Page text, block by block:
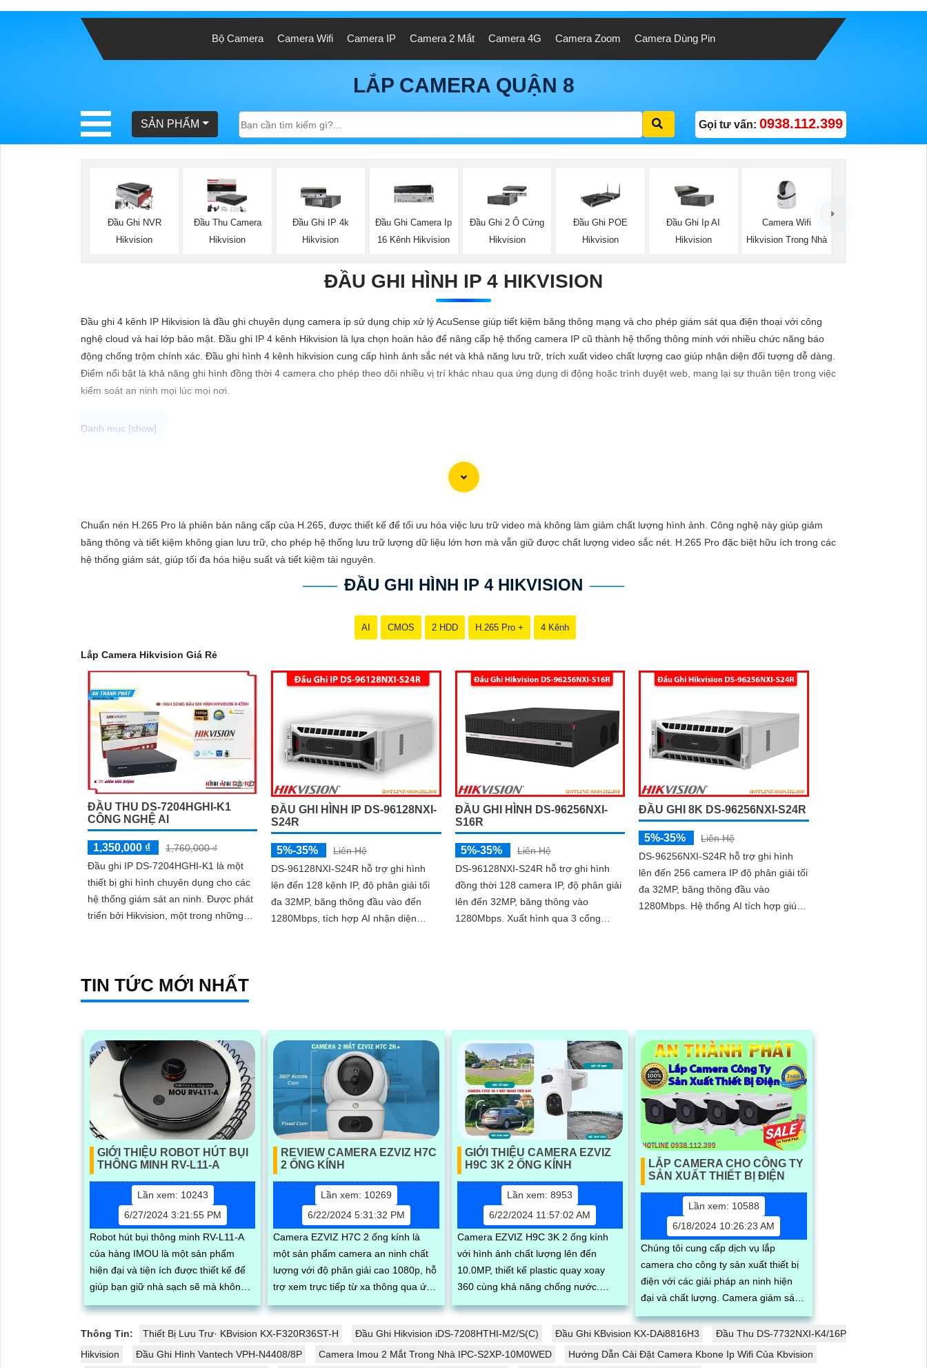
Bộ Camera Camera Wifi Camera IP Camera 2 Mắt Camera 4G Camera Zoom Camera Dùng Pin
LẮP CAMERA QUẬN 8
SẢN PHẨM Gọi tư vấn: 0938.112.399
Đầu Ghi NVR
Hikvision
Đầu Thu Camera
Hikvision
Đầu Ghi IP 4k
Hikvision
Đầu Ghi Camera Ip
16 Kênh Hikvision
Đầu Ghi 2 Ổ Cứng
Hikvision
Đầu Ghi POE
Hikvision
Đầu Ghi Ip AI
Hikvision
Camera Wifi
Hikvision Trong Nhà
ĐẦU GHI HÌNH IP 4 HIKVISION
Đầu ghi 4 kênh IP Hikvision là đầu ghi chuyên dụng camera ip sử dụng chip xử lý AcuSense giúp tiết kiệm băng thông mạng và cho phép giám sát qua điện thoại với công
nghệ cloud và hai lớp bảo mật. Đầu ghi IP 4 kênh Hikvision là lựa chọn hoàn hảo để nâng cấp hệ thống camera IP cũ thành hệ thống thông minh với nhiều chức năng báo
động chống trộm chính xác. Đầu ghi hình 4 kênh hikvision cung cấp hình ảnh sắc nét và khả năng lưu trữ, trích xuất video chất lượng cao giúp nhận diện đối tượng dễ dàng.
Điểm nổi bật là khả năng ghi hình đồng thời 4 camera cho phép theo dõi nhiều vị trí khác nhau qua ứng dụng di động hoặc trình duyệt web, mang lại sự thuận tiện trong việc
kiểm soát an ninh mọi lúc mọi nơi.
Chắc chắn! Dưới đây là cách bạn có thể viết một bài viết giới thiệu sản phẩm về việc lắp Camera Hikvision giá rẻ với hình ảnh chất lượng sắc nét:
trong lĩnh vực an ninh và giám sát. Với chất lượng hình ảnh sắc nét và giá cả phải chăng, Camera Hikvision là sự lựa chọn lý tưởng cho việc bảo vệ tài sản và an ninh cho mọi
- Chất lượng hình ảnh: Camera Hikvision mang đến hình ảnh chất lượng cao, sắc nét và rõ ràng. Bạn sẽ không bỏ lỡ bất kỳ chi tiết nào trong quá trình giám sát. - Giá cả phải
- Dễ sử dụng: Camera Hikvision được thiết kế đơn giản và dễ sử dụng, giúp bạn dễ dàng cài đặt và vận hành mà không cần kỹ năng chuyên môn.
Nếu bạn quan tâm đến việc lắp Camera Hikvision với giá ưu đãi, hãy đến ngay cửa hàng chuyên cung cấp sản phẩm an ninh uy tín. Với đội ngũ nhân viên chuyên nghiệp, bạn
sẽ được tư vấn cụ thể về sản phẩm phù hợp với nhu cầu của mình.
Kết luận
Camera Hikvision không chỉ mang đến sự an toàn và bảo vệ cho ngôi nhà hoặc doanh nghiệp của bạn, mà còn là lựa chọn thông minh với giá cả phải chăng và hình ảnh chất
lượng sắc nét. Hãy đầu tư vào an ninh và yên tâm hơn với Camera Hikvision!
Hy vọng rằng bài viết giới thiệu trên sẽ giúp bạn thu hút được khách hàng quan tâm đến sản phẩm Camera Hikvision giá rẻ và chất lượng.
Chuẩn nén H.265 Pro là phiên bản nâng cấp của H.265, được thiết kế để tối ưu hóa việc lưu trữ video mà không làm giảm chất lượng hình ảnh. Công nghệ này giúp giảm
băng thông và tiết kiệm không gian lưu trữ, cho phép hệ thống lưu trữ lượng dữ liệu lớn hơn mà vẫn giữ được chất lượng video sắc nét. H.265 Pro đặc biệt hữu ích trong các
hệ thống giám sát, giúp tối đa hóa hiệu suất và tiết kiệm tài nguyên.
ĐẦU GHI HÌNH IP 4 HIKVISION
AI CMOS 2 HDD H.265 Pro + 4 Kênh
Lắp Camera Hikvision Giá Rẻ
ĐẦU THU DS-7204HGHI-K1
CÔNG NGHỆ AI
1,350,000 ₫
1,760,000 ₫
Đầu ghi IP DS-7204HGHI-K1 là một
thiết bị ghi hình chuyên dụng cho các
hệ thống giám sát an ninh. Được phát
triển bởi Hikvision, một trong những
ĐẦU GHI HÌNH IP DS-96128NXI-
S24R
5%-35%
Liên Hệ
DS-96128NXI-S24R hỗ trợ ghi hình
lên đến 128 kênh IP, độ phân giải tối
đa 32MP, băng thông đầu vào đến
1280Mbps, tích hợp AI nhận diện
ĐẦU GHI HÌNH DS-96256NXI-
S16R
5%-35%
Liên Hệ
DS-96128NXI-S24R hỗ trợ ghi hình
đồng thời 128 camera IP, độ phân giải
lên đến 32MP, băng thông vào
1280Mbps. Xuất hình qua 3 cổng
ĐẦU GHI 8K DS-96256NXI-S24R
5%-35%
Liên Hệ
DS-96256NXI-S24R hỗ trợ ghi hình
lên đến 256 camera IP độ phân giải tối
đa 32MP, băng thông đầu vào
1280Mbps. Hệ thống AI tích hợp giúp
TIN TỨC MỚI NHẤT
GIỚI THIỆU ROBOT HÚT BỤI
THÔNG MINH RV-L11-A
Lần xem: 10243
6/27/2024 3:21:55 PM
Robot hút bụi thông minh RV-L11-A
của hàng IMOU là một sản phẩm
hiện đại và tiện ích được thiết kế để
giúp bạn giữ nhà sạch sẽ mà không
cần phải dành nhiều thời gian và
REVIEW CAMERA EZVIZ H7C
2 ỐNG KÍNH
Lần xem: 10269
6/22/2024 5:31:32 PM
Camera EZVIZ H7C 2 ống kính là
một sản phẩm camera an ninh chất
lượng với độ phân giải cao 1080p, hỗ
trợ xem trực tiếp từ xa thông qua ứng
dụng di động. Với thiết kế hiện đại,...
GIỚI THIỆU CAMERA EZVIZ
H9C 3K 2 ỐNG KÍNH
Lần xem: 8953
6/22/2024 11:57:02 AM
Camera EZVIZ H9C 3K 2 ống kính
với hình ảnh chất lượng lên đến
10.0MP, thiết kế plastic quay xoay
360 cùng khả năng chống nước.
Ngoài ra camera còn sở hữu đèn
LẮP CAMERA CHO CÔNG TY
SẢN XUẤT THIẾT BỊ ĐIỆN
Lần xem: 10588
6/18/2024 10:26:23 AM
Chúng tôi cung cấp dịch vụ lắp
camera cho công ty sản xuất thiết bị
điện với các giải pháp an ninh hiện
đại và chất lượng. Camera giám sát
chất lượng cao với độ phân giải sắc
nét, ghi hình cả ngày lẫn đêm
Thông Tin: Thiết Bị Lưu Trư· KBvision KX-F320R36ST-H Đầu Ghi Hikvision iDS-7208HTHI-M2/S(C) Đầu Ghi KBvision KX-DAi8816H3
Đầu Thu DS-7732NXI-K4/16P
Hikvision
Đầu Ghi Hình Vantech VPH-N4408/8P Camera Imou 2 Mắt Trong Nhà IPC-S2XP-10M0WED
Hướng Dẫn Cài Đặt Camera Kbone Ip Wifi Của Kbvision